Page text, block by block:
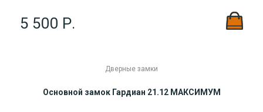
5 500 Р.
Дверные замки
Основной замок Гардиан 21.12 МАКСИМУМ